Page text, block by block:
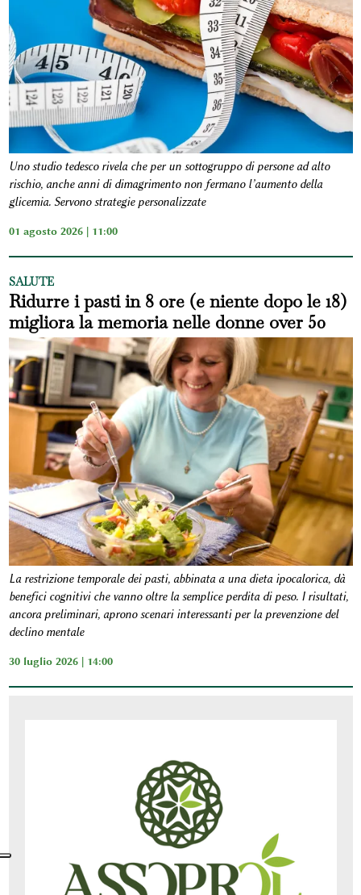
Uno studio tedesco rivela che per un sottogruppo di persone ad alto
rischio, anche anni di dimagrimento non fermano l’aumento della
glicemia. Servono strategie personalizzate
01 agosto 2026 | 11:00
SALUTE
Ridurre i pasti in 8 ore (e niente dopo le 18)
migliora la memoria nelle donne over 50
La restrizione temporale dei pasti, abbinata a una dieta ipocalorica, dà
benefici cognitivi che vanno oltre la semplice perdita di peso. I risultati,
ancora preliminari, aprono scenari interessanti per la prevenzione del
declino mentale
30 luglio 2026 | 14:00